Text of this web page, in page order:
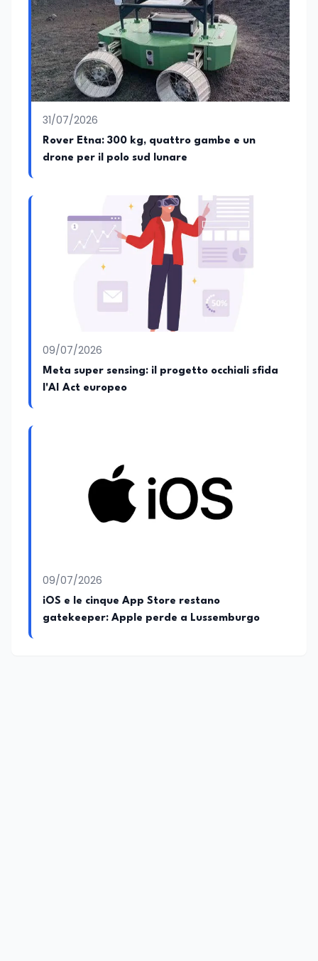
31/07/2026
Rover Etna: 300 kg, quattro gambe e un
drone per il polo sud lunare
09/07/2026
Meta super sensing: il progetto occhiali sfida
l'AI Act europeo
09/07/2026
iOS e le cinque App Store restano
gatekeeper: Apple perde a Lussemburgo